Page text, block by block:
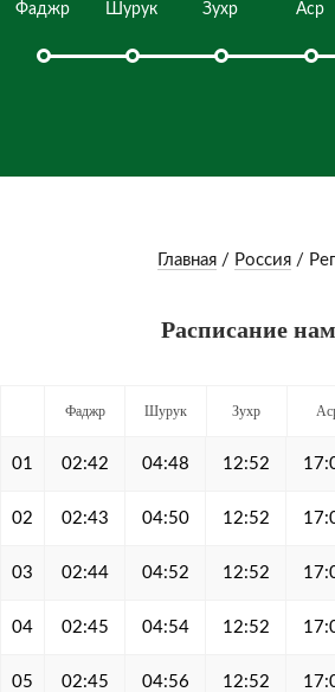
Фаджр Шурук Зухр Аср
Главная/ Россия/
Расписание
Фаджр Шурук Зухр
01 02:42 04:48 12:52
02 02:43 04:50 12:52
03 02:44 04:52 12:52
04 02:45 04:54 12:52
05 02:45 04:56 12:52